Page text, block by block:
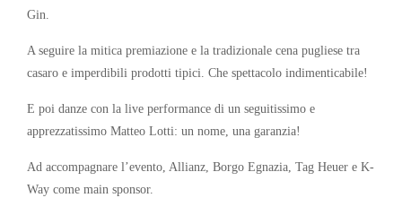
Gin.
A seguire la mitica premiazione e la tradizionale cena pugliese tra
casaro e imperdibili prodotti tipici. Che spettacolo indimenticabile!
E poi danze con la live performance di un seguitissimo e
apprezzatissimo Matteo Lotti: un nome, una garanzia!
Ad accompagnare l’evento, Allianz, Borgo Egnazia, Tag Heuer e K-
Way come main sponsor.